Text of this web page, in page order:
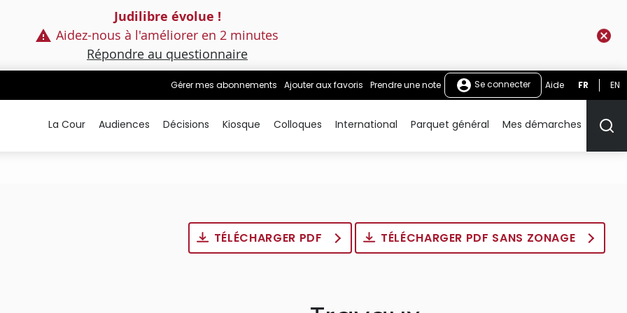
Judilibre évolue !
Aidez-nous à l'améliorer en 2 minutes
Répondre au questionnaire
Gérer mes abonnements Ajouter aux favoris Prendre une note Se connecter Aide FR EN
La Cour Audiences Décisions Kiosque Colloques International Parquet général Mes démarches
TÉLÉCHARGER PDF TÉLÉCHARGER PDF SANS ZONAGE